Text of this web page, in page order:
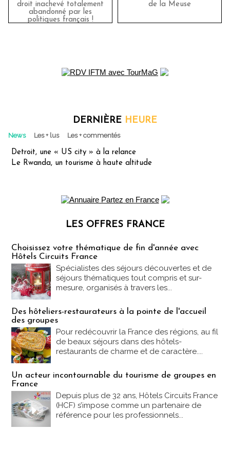
droit inachevé totalement
abandonné par les
politiques français !
de la Meuse
DERNIÈRE HEURE
News Les + lus Les + commentés
Detroit, une « US city » à la relance
Le Rwanda, un tourisme à haute altitude
LES OFFRES FRANCE
Choisissez votre thématique de fin d'année avec
Hôtels Circuits France
Spécialistes des séjours découvertes et de
séjours thématiques tout compris et sur-
mesure, organisés à travers les...
Des hôteliers-restaurateurs à la pointe de l'accueil
des groupes
Pour redécouvrir la France des régions, au fil
de beaux séjours dans des hôtels-
restaurants de charme et de caractère....
Un acteur incontournable du tourisme de groupes en
France
Depuis plus de 32 ans, Hôtels Circuits France
(HCF) s’impose comme un partenaire de
référence pour les professionnels...